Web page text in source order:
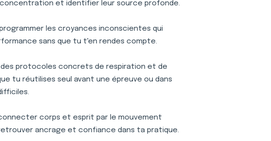
et identifier leur source profonde.
les croyances inconscientes qui
sans que tu t'en rendes compte.
des protocoles concrets de respiration et de
tu réutilises seul avant une épreuve ou dans
corps et esprit par le mouvement
ancrage et confiance dans ta pratique.